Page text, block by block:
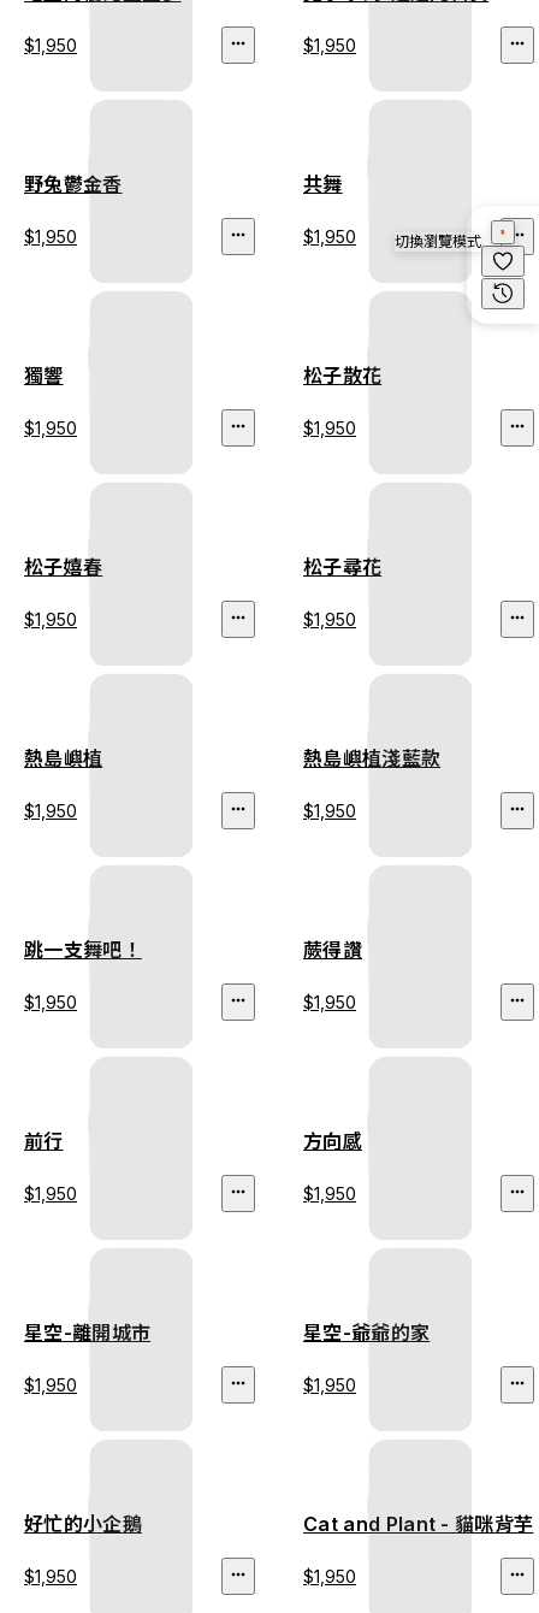
$1,950 $1,950
野兔鬱金香
$1,950
共舞
$1,950
獨響
$1,950
松子散花
$1,950
松子嬉春
$1,950
松子尋花
$1,950
熱島嶼植
$1,950
熱島嶼植淺藍款
$1,950
跳一支舞吧！
$1,950
蕨得讚
$1,950
前行
$1,950
方向感
$1,950
星空-離開城市
$1,950
星空-爺爺的家
$1,950
好忙的小企鵝
$1,950
Cat and Plant - 貓咪背芋
$1,950
切換瀏覽模式